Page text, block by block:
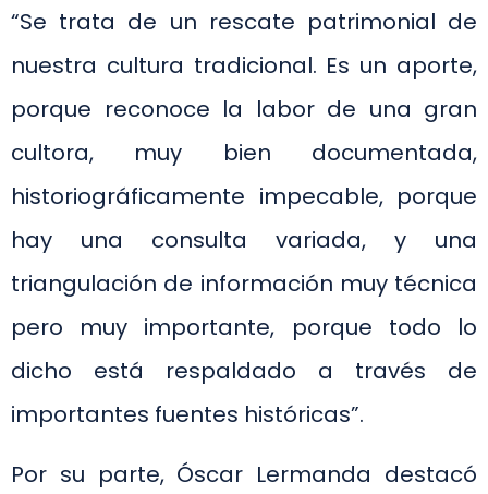
“Se trata de un rescate patrimonial de
nuestra cultura tradicional. Es un aporte,
porque reconoce la labor de una gran
cultora, muy bien documentada,
historiográficamente impecable, porque
hay una consulta variada, y una
triangulación de información muy técnica
pero muy importante, porque todo lo
dicho está respaldado a través de
importantes fuentes históricas”.
Por su parte, Óscar Lermanda destacó